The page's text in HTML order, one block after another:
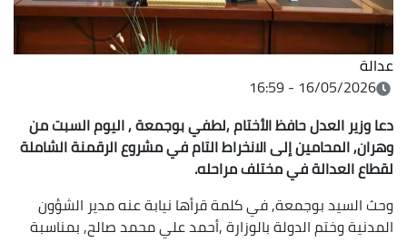
عدالة
16/05/2026 - 16:59
دعا وزير العدل حافظ الأختام ,لطفي بوجمعة , اليوم السبت من
وهران, المحامين إلى الانخراط التام في مشروع الرقمنة الشاملة
لقطاع العدالة في مختلف مراحله.
وحث السيد بوجمعة, في كلمة قرأها نيابة عنه مدير الشؤون
المدنية وختم الدولة بالوزارة ,أحمد علي محمد صالح, بمناسبة